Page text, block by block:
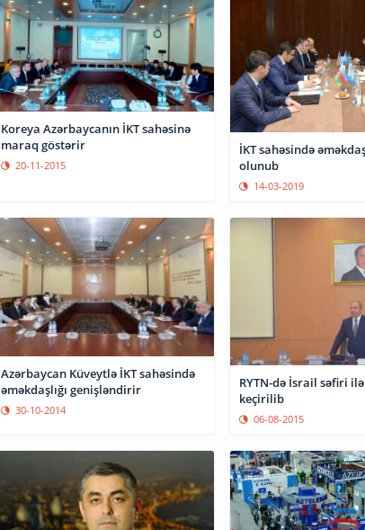
Koreya Azərbaycanın İKT sahəsinə
maraq göstərir
20-11-2015
İKT sahəsində
olunub
14-03-2019
Azərbaycan Küveytlə İKT sahəsində
əməkdaşlığı genişləndirir
30-10-2014
RYTN-də İsrail səfiri
keçirilib
06-08-2015